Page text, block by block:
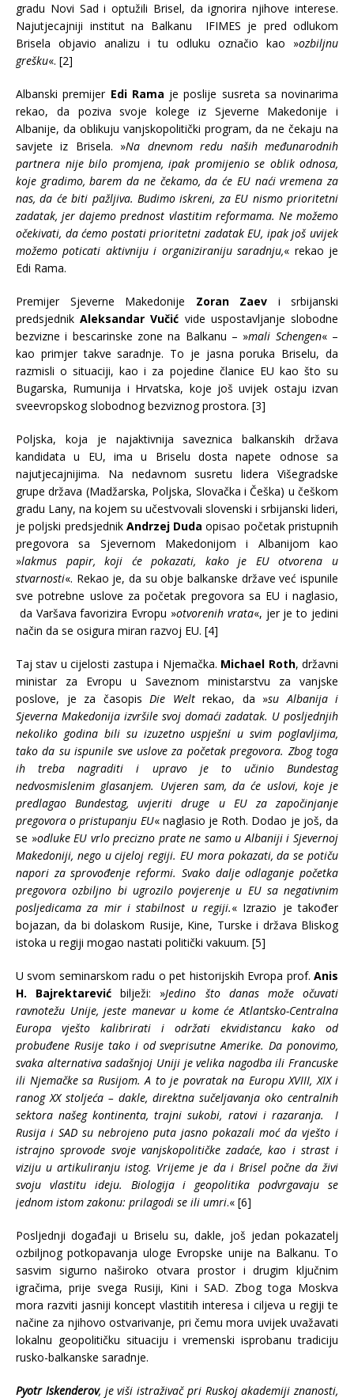
gradu Novi Sad i optužili Brisel, da ignorira njihove interese.
Najutjecajniji institut na Balkanu IFIMES je pred odlukom
Brisela objavio analizu i tu odluku označio kao »ozbiljnu
grešku«. [2]
Albanski premijer Edi Rama je poslije susreta sa novinarima
rekao, da poziva svoje kolege iz Sjeverne Makedonije i
Albanije, da oblikuju vanjskopolitički program, da ne čekaju na
savjete iz Brisela. »Na dnevnom redu naših međunarodnih
partnera nije bilo promjena, ipak promijenio se oblik odnosa,
koje gradimo, barem da ne čekamo, da će EU naći vremena za
nas, da će biti pažljiva. Budimo iskreni, za EU nismo prioritetni
zadatak, jer dajemo prednost vlastitim reformama. Ne možemo
očekivati, da ćemo postati prioritetni zadatak EU, ipak još uvijek
možemo poticati aktivniju i organiziraniju saradnju,« rekao je
Edi Rama.
Premijer Sjeverne Makedonije Zoran Zaev i srbijanski
predsjednikAleksandar Vučić vide uspostavljanje slobodne
bezvizne i bescarinske zone na Balkanu – »mali Schengen« –
kao primjer takve saradnje. To je jasna poruka Briselu, da
razmisli o situaciji, kao i za pojedine članice EU kao što su
Bugarska, Rumunija i Hrvatska, koje još uvijek ostaju izvan
sveevropskog slobodnog bezviznog prostora. [3]
Poljska, koja je najaktivnija saveznica balkanskih država
kandidata u EU, ima u Briselu dosta napete odnose sa
najutjecajnijima. Na nedavnom susretu lidera Višegradske
grupe država (Madžarska, Poljska, Slovačka i Češka) u češkom
gradu Lany, na kojem su učestvovali slovenski i srbijanski lideri,
je poljski predsjednik Andrzej Duda opisao početak pristupnih
pregovora sa Sjevernom Makedonijom i Albanijom kao
»lakmus papir, koji će pokazati, kako je EU otvorena u
stvarnosti«. Rekao je, da su obje balkanske države već ispunile
sve potrebne uslove za početak pregovora sa EU i naglasio,
da Varšava favorizira Evropu »otvorenih vrata«, jer je to jedini
način da se osigura miran razvoj EU. [4]
Taj stav u cijelosti zastupa i Njemačka. Michael Roth, državni
ministar za Evropu u Saveznom ministarstvu za vanjske
poslove, je za časopis Die Welt rekao, da »su Albanija i
Sjeverna Makedonija izvršile svoj domaći zadatak. U posljednjih
nekoliko godina bili su izuzetno uspješni u svim poglavljima,
tako da su ispunile sve uslove za početak pregovora. Zbog toga
ih treba nagraditi i upravo je to učinio Bundestag
nedvosmislenim glasanjem. Uvjeren sam, da će uslovi, koje je
predlagao Bundestag, uvjeriti druge u EU za započinjanje
pregovora o pristupanju EU« naglasio je Roth. Dodao je još, da
se »odluke EU vrlo precizno prate ne samo u Albaniji i Sjevernoj
Makedoniji, nego u cijeloj regiji. EU mora pokazati, da se potiču
napori za sprovođenje reformi. Svako dalje odlaganje početka
pregovora ozbiljno bi ugrozilo povjerenje u EU sa negativnim
posljedicama za mir i stabilnost u regiji.« Izrazio je također
bojazan, da bi dolaskom Rusije, Kine, Turske i država Bliskog
istoka u regiji mogao nastati politički vakuum. [5]
U svom seminarskom radu o pet historijskih Evropa prof. Anis
H. Bajrektarević bilježi: »Jedino što danas može očuvati
ravnotežu Unije, jeste manevar u kome će Atlantsko-Centralna
Europa vješto kalibrirati i održati ekvidistancu kako od
probuđene Rusije tako i od sveprisutne Amerike. Da ponovimo,
svaka alternativa sadašnjoj Uniji je velika nagodba ili Francuske
ili Njemačke sa Rusijom. A to je povratak na Europu XVIII, XIX i
ranog XX stoljeća – dakle, direktna sučeljavanja oko centralnih
sektora našeg kontinenta, trajni sukobi, ratovi i razaranja. I
Rusija i SAD su nebrojeno puta jasno pokazali moć da vješto i
istrajno sprovode svoje vanjskopolitičke zadaće, kao i strast i
viziju u artikuliranju istog. Vrijeme je da i Brisel počne da živi
svoju vlastitu ideju. Biologija i geopolitika podvrgavaju se
jednom istom zakonu: prilagodi se ili umri.« [6]
Posljednji događaji u Briselu su, dakle, još jedan pokazatelj
ozbiljnog potkopavanja uloge Evropske unije na Balkanu. To
sasvim sigurno naširoko otvara prostor i drugim ključnim
igračima, prije svega Rusiji, Kini i SAD. Zbog toga Moskva
mora razviti jasniji koncept vlastitih interesa i ciljeva u regiji te
načine za njihovo ostvarivanje, pri čemu mora uvijek uvažavati
lokalnu geopolitičku situaciju i vremenski isprobanu tradiciju
rusko-balkanske saradnje.
Pyotr Iskenderov, je viši istraživač pri Ruskoj akademiji znanosti,